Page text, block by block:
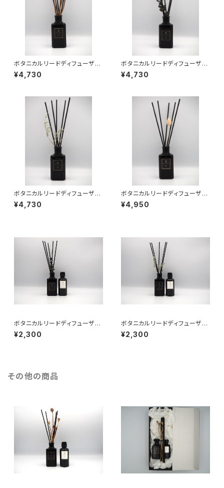
ボタニカルリードディフューザー
01
¥4,730
ボタニカルリードディフューザー
02
¥4,730
ボタニカルリードディフューザー
03
¥4,730
ボタニカルリードディフューザー
04
¥4,950
ボタニカルリードディフューザー
02（リフィル）
¥2,300
ボタニカルリードディフューザー
03（リフィル）
¥2,300
その他の商品